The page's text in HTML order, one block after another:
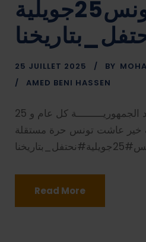
تونس25جويلية
25 JUILLET 2025 BY
AMED BENI HASSEN
25 جويليــــــــة : عيـــــــــد الجمهوريـــــــــة كل عام و
خير عاشت تونس حرة مستقلة
Read More